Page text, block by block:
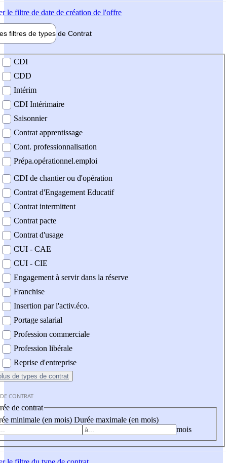
le filtre de date de création de l'offre
filtres de types de Contrat
contrat
CDI
CDD
Intérim
CDI Intérimaire
Saisonnier
Contrat apprentissage
Cont. professionnalisation
Prépa.opérationnel.emploi
CDI de chantier ou d'opération
Contrat d'Engagement Educatif
Contrat intermittent
Contrat pacte
Contrat d'usage
CUI - CAE
CUI - CIE
Engagement à servir dans la réserve
Franchise
Insertion par l'activ.éco.
Portage salarial
Profession commerciale
Profession libérale
Reprise d'entreprise
de types de contrat
CONTRAT
de contrat
minimale (en mois) Durée maximale (en mois)
mois